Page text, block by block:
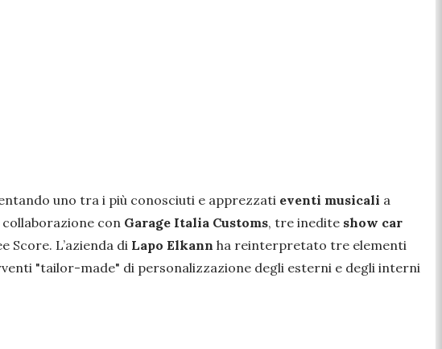
uno tra i più conosciuti e apprezzati eventi musicali a
con Garage Italia Customs, tre inedite show car
Score. L’azienda di Lapo Elkann ha reinterpretato tre elementi
"tailor-made" di personalizzazione degli esterni e degli interni